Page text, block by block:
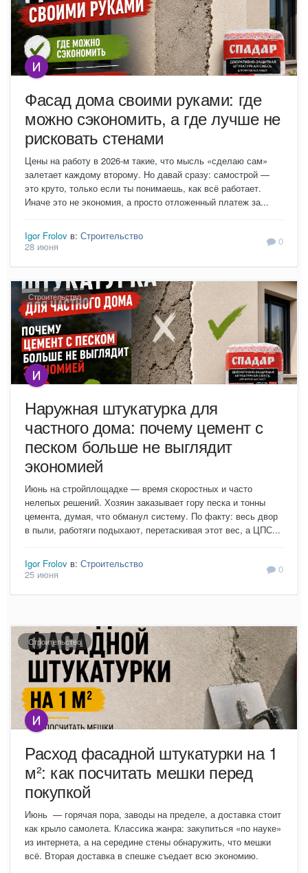
Фасад дома своими руками: где
можно сэкономить, а где лучше не
рисковать стенами
Цены на работу в 2026-м такие, что мысль «сделаю сам»
залетает каждому второму. Но давай сразу: самострой —
это круто, только если ты понимаешь, как всё работает.
Иначе это не экономия, а просто отложенный платеж за...
Igor Frolov в: Строительство
28 июня
0
Строительство
Наружная штукатурка для
частного дома: почему цемент с
песком больше не выглядит
экономией
Июнь на стройплощадке — время скоростных и часто
нелепых решений. Хозяин заказывает гору песка и тонны
цемента, думая, что обманул систему. По факту: весь двор
в пыли, работяги подыхают, перетаскивая этот вес, а ЦПС...
Igor Frolov в: Строительство
25 июня
0
Строительство
Расход фасадной штукатурки на 1
м²: как посчитать мешки перед
покупкой
Июнь — горячая пора, заводы на пределе, а доставка стоит
как крыло самолета. Классика жанра: закупиться «по науке»
из интернета, а на середине стены обнаружить, что мешки
всё. Вторая доставка в спешке съедает всю экономию.